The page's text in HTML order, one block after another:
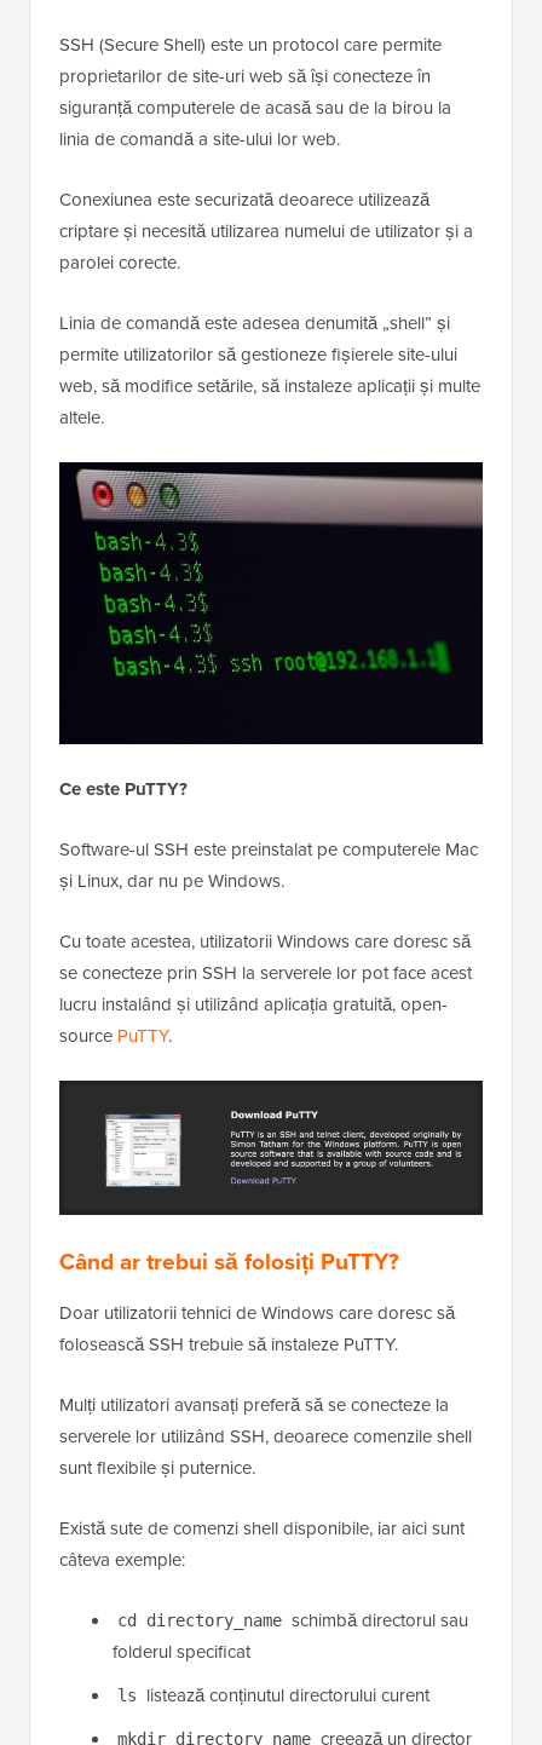
SSH (Secure Shell) este un protocol care permite
proprietarilor de site-uri web să își conecteze în
siguranță computerele de acasă sau de la birou la
linia de comandă a site-ului lor web.
Conexiunea este securizată deoarece utilizează
criptare și necesită utilizarea numelui de utilizator și a
parolei corecte.
Linia de comandă este adesea denumită „shell” și
permite utilizatorilor să gestioneze fișierele site-ului
web, să modifice setările, să instaleze aplicații și multe
altele.
Ce este PuTTY?
Software-ul SSH este preinstalat pe computerele Mac
și Linux, dar nu pe Windows.
Cu toate acestea, utilizatorii Windows care doresc să
se conecteze prin SSH la serverele lor pot face acest
lucru instalând și utilizând aplicația gratuită, open-
source PuTTY.
Când ar trebui să folosiți PuTTY?
Doar utilizatorii tehnici de Windows care doresc să
folosească SSH trebuie să instaleze PuTTY.
Mulți utilizatori avansați preferă să se conecteze la
serverele lor utilizând SSH, deoarece comenzile shell
sunt flexibile și puternice.
Există sute de comenzi shell disponibile, iar aici sunt
câteva exemple:
cd directory_name schimbă directorul sau
folderul specificat
ls listează conținutul directorului curent
mkdir directory_name creează un director